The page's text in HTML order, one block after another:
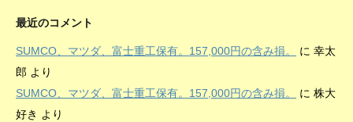
最近のコメント
SUMCO、マツダ、富士重工保有。157,000円の含み損。 に 幸太
郎 より
SUMCO、マツダ、富士重工保有。157,000円の含み損。
に 株大
好き より